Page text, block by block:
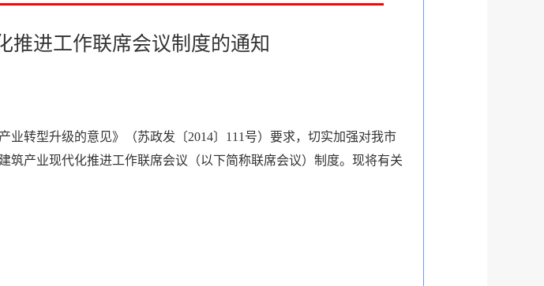
推进工作联席会议制度的通知
转型升级的意见》（苏政发〔2014〕111号）要求，切实加强对我市
产业现代化推进工作联席会议（以下简称联席会议）制度。现将有关